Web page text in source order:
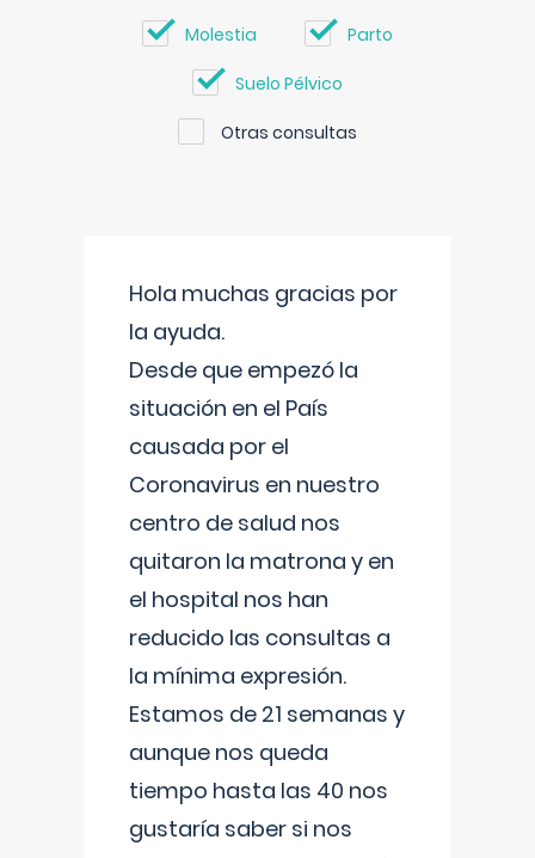
Molestia Parto
Suelo Pélvico
Otras consultas
Hola muchas gracias por
la ayuda.
Desde que empezó la
situación en el País
causada por el
Coronavirus en nuestro
centro de salud nos
quitaron la matrona y en
el hospital nos han
reducido las consultas a
la mínima expresión.
Estamos de 21 semanas y
aunque nos queda
tiempo hasta las 40 nos
gustaría saber si nos